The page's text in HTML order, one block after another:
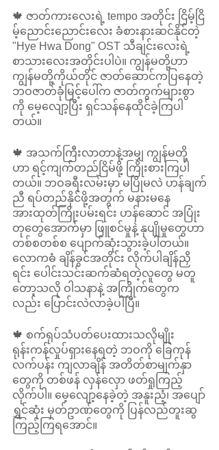
🍁 ဇာတ်ကားလေးရဲ့ tempo အတိုင်း ငြိမ့်ငြိ
မ့်ညောင်းညောင်းလေး ခံစားနားဆင်နိုင်တဲ့
"Hye Hwa Dong" OST သီချင်းလေးရဲ့
စာသားလေးအတိုင်းပါပဲ။ ကျွန်မတို့ဟာ
ကျွန်မတို့ကိုယ်တိုင် ဇာတ်ဆောင်ကပြနေတဲ့
ဘဝဇာတ်ခုံမြင့်ပေါ်က ဇာတ်ကွက်များစွာ
ကို မေ့လျော့ပြီး ရှင်သန်နေထိုင်ခဲ့ကြပါ
တယ်။
🍁 အသက်ကြီးလာတာနဲ့အမျှ ကျွန်မတို့
ဟာ ရင့်ကျက်တည်ငြိမ်ဖို့ ကြိုးစားကြပါ
တယ်။ ဘဝခရီးလမ်းမှာ မပြိုမလဲ ဟန်ချက်
ညီ ရပ်တည်နိုင်ဖို့အတွက် မနားမနေ
အားထုတ်ကြိုးပမ်းရင်း ဟန်ဆောင် အပြုံး
တုတွေအောက်မှာ ဖြူစင်မှုနဲ့ နုပျိုမှုတွေဟာ
တစ်စတစ်စ ပျောက်ဆုံးသွားခဲ့ပါတယ်။
လောကဓံ ချိန်ခွင်အတိုင်း လိုက်ပါချိန်ညှိ
ရင်း ပေါင်းသင်းဆက်ဆံရတဲ့လူတွေ မတူ
တော့သလို ဝါသနာနဲ့ အကြိုက်တွေက
လည်း ပြောင်းလဲလာခဲ့ပါပြီ။
🍁 စက်ရုပ်သံပတ်ပေးထားသလိုမျိုး
ရုန်းကန်လှုပ်ရှားနေရတဲ့ ဘဝကို ခြေကုန်
လက်ပန်း ကျလာချိန် အတိတ်စာမျက်နှာ
တွေကို တစ်ဖန် လှန်လှော ဖတ်ရှုကြည့်
လိုက်ပါ။ မေ့လျော့နေခဲ့တဲ့ အနူးညံ့၊ အပျော်
ရွှင်ဆုံး မှတ်ဥာဏ်တွေကို ပြန်လည်တူးဆွ
ကြည့်ကြရအောင်။